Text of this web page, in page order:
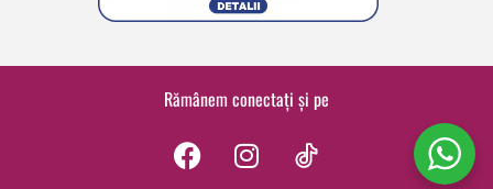
Rămânem conectați și pe
F
I